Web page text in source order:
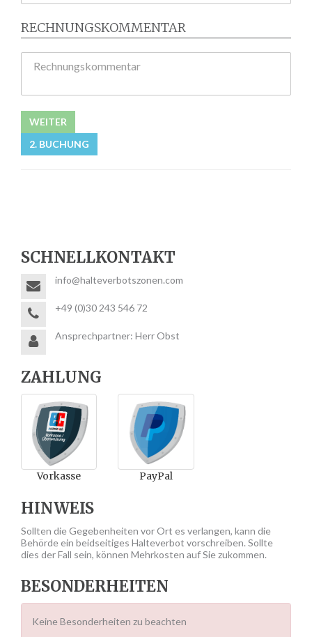
RECHNUNGSKOMMENTAR
Rechnungskommentar
WEITER
2. BUCHUNG
SCHNELLKONTAKT
info@halteverbotszonen.com
+49 (0)30 243 546 72
Ansprechpartner: Herr Obst
ZAHLUNG
Vorkasse PayPal
HINWEIS
Sollten die Gegebenheiten vor Ort es verlangen, kann die
Behörde ein beidseitiges Halteverbot vorschreiben. Sollte
dies der Fall sein, können Mehrkosten auf Sie zukommen.
BESONDERHEITEN
Keine Besonderheiten zu beachten